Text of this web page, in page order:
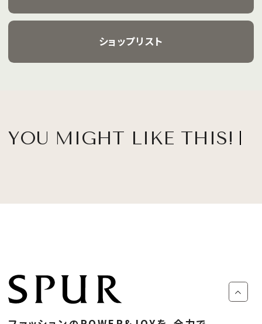
ショップリスト
YOU MIGHT LIKE THIS!